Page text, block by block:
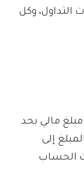
التداول، وكل
مالي بحد
المبلغ إلى
الحساب